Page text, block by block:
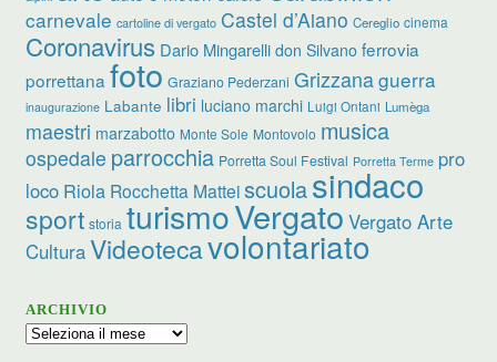
carnevale cartoline di vergato Castel d’Aiano Cereglio cinema
Coronavirus Dario Mingarelli don Silvano ferrovia
porrettana foto Graziano Pederzani Grizzanaguerra
inaugurazione Labante libri luciano marchi Luigi Ontani Lumèga
maestri marzabotto Monte Sole Montovolo musica
ospedale parrocchia Porretta Soul Festival Porretta Terme pro
loco Riola Rocchetta Matteiscuolasindaco
sport storia turismoVergato Vergato Arte
CulturaVideotecavolontariato
ARCHIVIO
Archivio